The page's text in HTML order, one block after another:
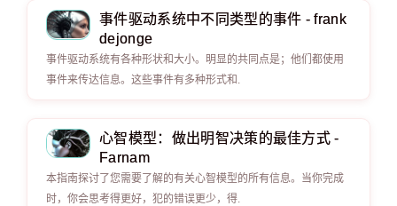
事件驱动系统中不同类型的事件 - frank
dejonge
事件驱动系统有各种形状和大小。明显的共同点是；他们都使用
事件来传达信息。这些事件有多种形式和.
心智模型：做出明智决策的最佳方式 -
Farnam
本指南探讨了您需要了解的有关心智模型的所有信息。当你完成
时，你会思考得更好，犯的错误更少，得.